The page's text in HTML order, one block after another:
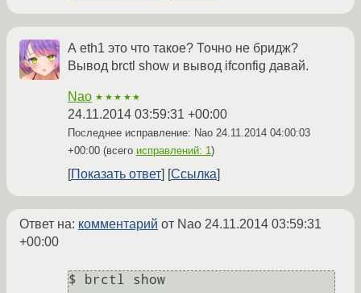
А eth1 это что такое? Точно не бридж?
Вывод brctl show и вывод ifconfig давай.
Nao ★★★★★
24.11.2014 03:59:31 +00:00
Последнее исправление: Nao 24.11.2014 04:00:03
+00:00 (всего исправлений: 1)
Показать ответ Ссылка
Ответ на: комментарий от Nao 24.11.2014 03:59:31
+00:00
$ brctl show